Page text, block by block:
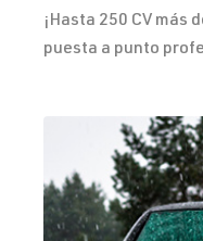
Scirocco
¡Hasta 250 CV más
puesta a punto